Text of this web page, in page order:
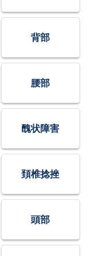
背部
腰部
醜状障害
頚椎捻挫
頭部